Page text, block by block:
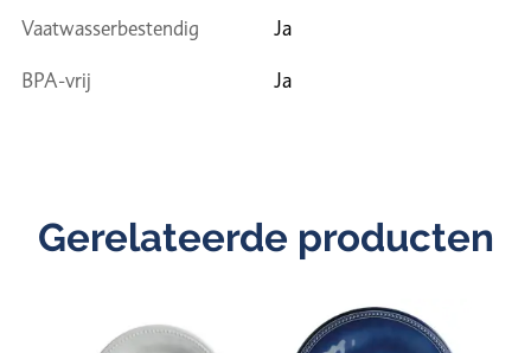
Vaatwasserbestendig Ja
BPA-vrij Ja
Gerelateerde producten